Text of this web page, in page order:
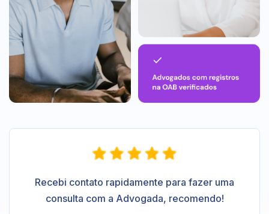
Recebi contato rapidamente para fazer uma
consulta com a Advogada, recomendo!